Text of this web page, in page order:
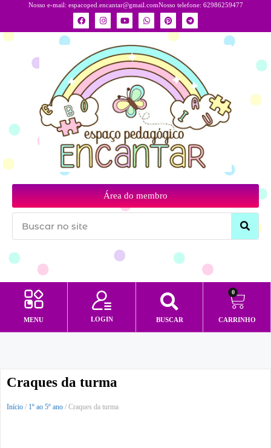
Nosso e-mail: espacoped.encantar@gmail.comNosso telefone: 62986259477
Área do membro
MENU LOGIN BUSCAR
0
CARRINHO
Craques da turma
Início / 1º ao 5º ano / Craques da turma